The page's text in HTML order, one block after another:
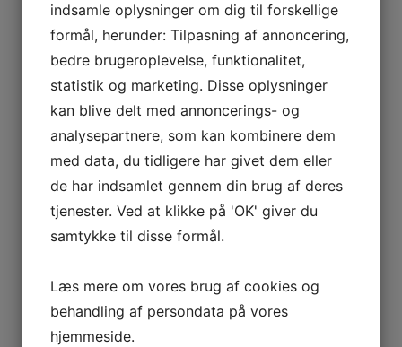
Find det bedste værktøj i en CC Tool
værktøjswebshop – stort udvalg og gode priser
24. marts 2026
indsamle oplysninger om dig til forskellige
formål, herunder: Tilpasning af annoncering,
bedre brugeroplevelse, funktionalitet,
statistik og marketing. Disse oplysninger
kan blive delt med annoncerings- og
analysepartnere, som kan kombinere dem
med data, du tidligere har givet dem eller
de har indsamlet gennem din brug af deres
tjenester. Ved at klikke på 'OK' giver du
samtykke til disse formål.
Læs mere om vores brug af cookies og
behandling af persondata på vores
hjemmeside.